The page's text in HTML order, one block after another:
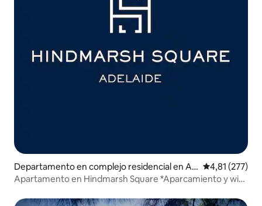
Departamento en complejo residencial en Ad
elaide
Calificación
4,81 (277)
Apartamento en Hindmarsh Square *Aparcamiento y wifi